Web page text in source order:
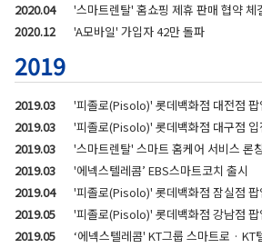
2020.04
'스마트렌탈' 홈쇼핑 제휴 판매 협약 체
2020.12
'A모바일' 가입자 42만 돌파
2019
2019.03
'피졸로(Pisolo)' 롯데백화점 대전점 팝
2019.03
'피졸로(Pisolo)' 롯데백화점 대구점 입
2019.03
'스마트렌탈' 스마트 홈케어 서비스 론칭
2019.03
'에넥스텔레콤’ EBS스마트코치 출시
2019.04
'피졸로(Pisolo)' 롯데백화점 잠실점 팝
2019.05
'피졸로(Pisolo)' 롯데백화점 강남점 팝
2019.05
‘에넥스텔레콤' KT그룹 스마트로 · KT